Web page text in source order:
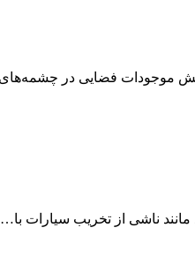
مانند ناشی از تخریب سیارات با…